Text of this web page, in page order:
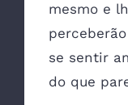
mesmo e
se sentir
do que